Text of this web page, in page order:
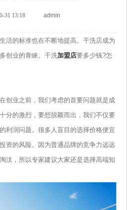
31 13:18 admin
的标准也在不断地提高。干洗店成为
创业的青睐。干洗加盟店要多少钱?怎
业之前，我们考虑的首要问题就是成
分的激烈，要想脱颖而出，我们不仅要
利润问题。很多人盲目的选择价格便宜
资的风险。因为普通品牌的竞争力远远
汰，所以专家建议大家还是选择高端知